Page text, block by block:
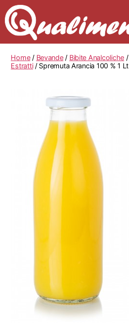
Home/ Bevande/ Bibite Analcoliche/
Estratti/ Spremuta Arancia 100 % 1 Lt